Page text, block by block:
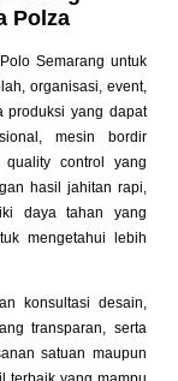
Polza
Semarang untuk
organisasi, event,
produksi yang dapat
mesin bordir
control yang
hasil jahitan rapi,
daya tahan yang
mengetahui lebih
konsultasi desain,
transparan, serta
satuan maupun